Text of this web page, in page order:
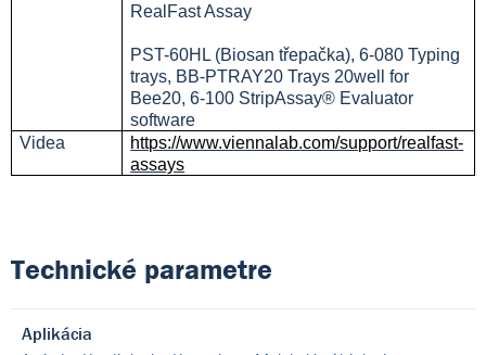
RealFast Assay
PST-60HL (Biosan třepačka), 6-080 Typing
trays, BB-PTRAY20 Trays 20well for
Bee20, 6-100 StripAssay® Evaluator
software
Videa
https://www.viennalab.com/support/realfast-
assays
Technické parametre
Aplikácia